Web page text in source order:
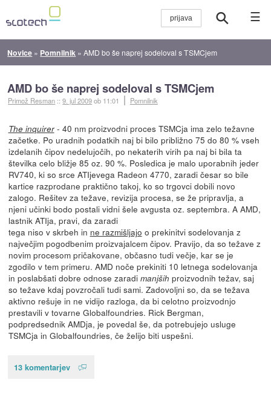
☰
Novice » Pomnilnik »AMD bo še naprej sodeloval s TSMCjem
AMD bo še naprej sodeloval s TSMCjem
Primož Resman ::9. jul 2009ob 11:01 Pomnilnik
The inquirer- 40 nm proizvodni proces TSMCja ima zelo težavne
začetke. Po uradnih podatkih naj bi bilo približno 75 do 80 % vseh
izdelanih čipov nedelujočih, po nekaterih virih pa naj bi bila ta
številka celo bližje 85 oz. 90 %. Posledica je malo uporabnih jeder
RV740, ki so srce ATIjevega Radeon 4770, zaradi česar so bile
kartice razprodane praktično takoj, ko so trgovci dobili novo
zalogo. Rešitev za težave, revizija procesa, se že pripravlja, a
njeni učinki bodo postali vidni šele avgusta oz. septembra. A AMD,
lastnik ATIja, pravi, da zaradi
tega niso v skrbeh in ne razmišljajo o prekinitvi sodelovanja z
največjim pogodbenim proizvajalcem čipov. Pravijo, da so težave z
novim procesom pričakovane, občasno tudi večje, kar se je
zgodilo v tem primeru. AMD noče prekiniti 10 letnega sodelovanja
in poslabšati dobre odnose zaradi manjših proizvodnih težav, saj
so težave kdaj povzročali tudi sami. Zadovoljni so, da se težava
aktivno rešuje in ne vidijo razloga, da bi celotno proizvodnjo
prestavili v tovarne Globalfoundries. Rick Bergman,
podpredsednik AMDja, je povedal še, da potrebujejo usluge
TSMCja in Globalfoundries, če želijo biti uspešni.
13 komentarjev